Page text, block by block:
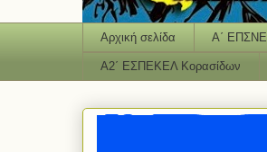
Αρχική σελίδα Α΄ ΕΠΣΝΕ
Α2΄ ΕΣΠΕΚΕΛ Κορασίδων